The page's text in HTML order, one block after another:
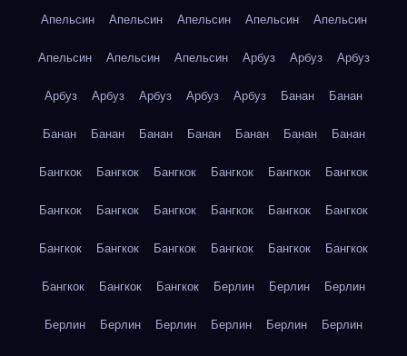
Апельсин Апельсин Апельсин Апельсин Апельсин
Апельсин Апельсин Апельсин Арбуз Арбуз Арбуз
Арбуз Арбуз Арбуз Арбуз Арбуз Банан Банан
Банан Банан Банан Банан Банан Банан Банан
Бангкок Бангкок Бангкок Бангкок Бангкок Бангкок
Бангкок Бангкок Бангкок Бангкок Бангкок Бангкок
Бангкок Бангкок Бангкок Бангкок Бангкок Бангкок
Бангкок Бангкок Бангкок Берлин Берлин Берлин
Берлин Берлин Берлин Берлин Берлин Берлин